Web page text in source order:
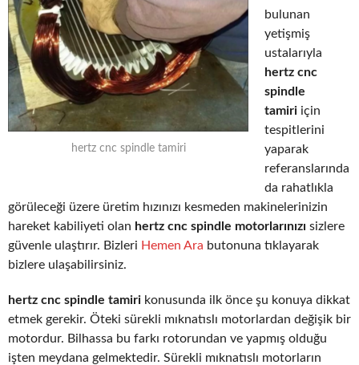
hertz cnc spindle tamiri
bulunan
yetişmiş
ustalarıyla
hertz cnc
spindle
tamiri için
tespitlerini
yaparak
referanslarında
da rahatlıkla
görüleceği üzere üretim hızınızı kesmeden makinelerinizin
hareket kabiliyeti olan hertz cnc spindle motorlarınızı sizlere
güvenle ulaştırır. Bizleri Hemen Ara butonuna tıklayarak
bizlere ulaşabilirsiniz.
hertz cnc spindle tamiri konusunda ilk önce şu konuya dikkat
etmek gerekir. Öteki sürekli mıknatıslı motorlardan değişik bir
motordur. Bilhassa bu farkı rotorundan ve yapmış olduğu
işten meydana gelmektedir. Sürekli mıknatıslı motorların